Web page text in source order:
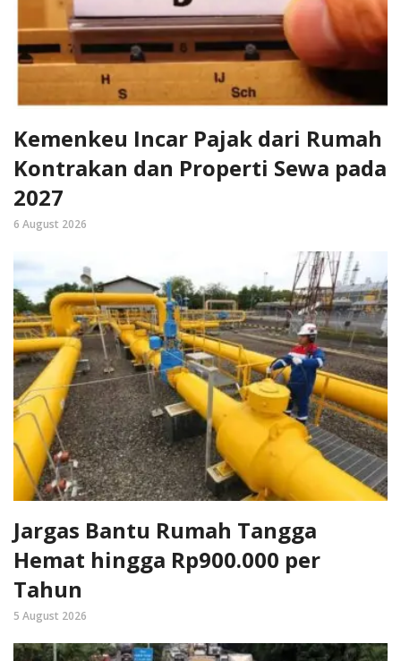
Kemenkeu Incar Pajak dari Rumah
Kontrakan dan Properti Sewa pada
2027
6 August 2026
Jargas Bantu Rumah Tangga
Hemat hingga Rp900.000 per
Tahun
5 August 2026